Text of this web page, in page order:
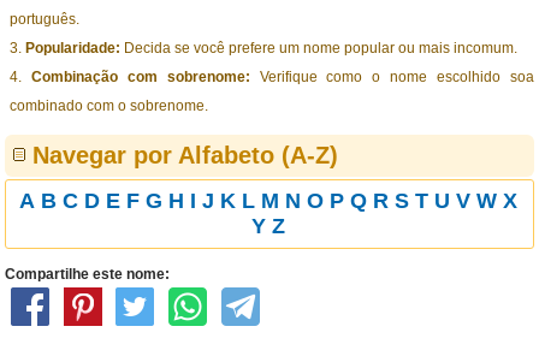
português.
Popularidade: Decida se você prefere um nome popular ou mais incomum.
Combinação com sobrenome: Verifique como o nome escolhido soa
combinado com o sobrenome.
Navegar por Alfabeto (A-Z)
A B C D E F G H I J K L M N O P Q R S T U V W X
Y Z
Compartilhe este nome: